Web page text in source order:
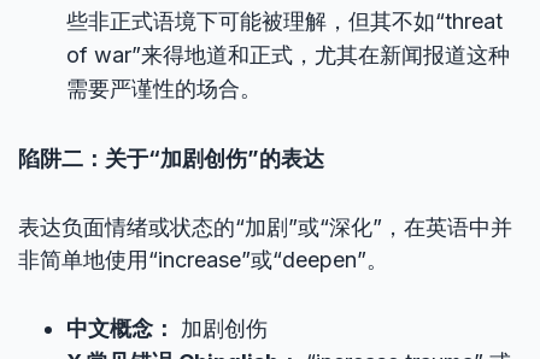
些非正式语境下可能被理解，但其不如“threat
of war”来得地道和正式，尤其在新闻报道这种
需要严谨性的场合。
陷阱二：关于“加剧创伤”的表达
表达负面情绪或状态的“加剧”或“深化”，在英语中并
非简单地使用“increase”或“deepen”。
中文概念：
加剧创伤